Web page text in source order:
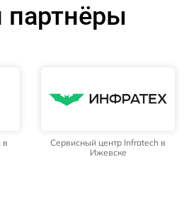
в
Сервисный центр Infratech в
Ижевске